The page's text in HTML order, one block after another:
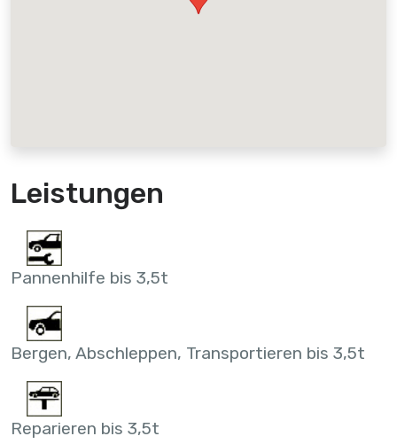
Leistungen
Pannenhilfe bis 3,5t
Bergen, Abschleppen, Transportieren bis 3,5t
Reparieren bis 3,5t